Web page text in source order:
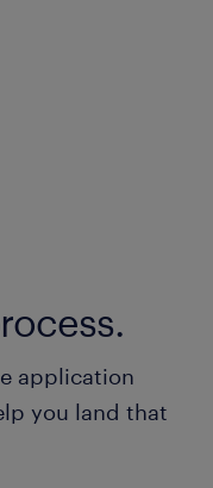
険
則等の制度設計・
インセンティブ制
application
you land that